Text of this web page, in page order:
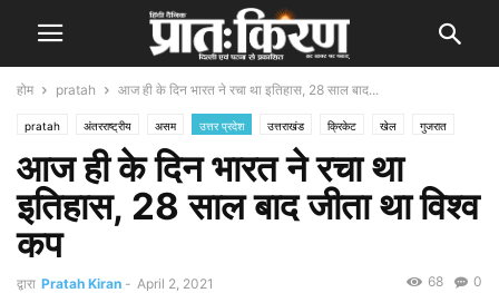
होम pratah आज ही के दिन भारत ने रचा था इतिहास, 28 साल बाद...
pratah अंतरराष्ट्रीय असम उत्तर प्रदेश उत्तराखंड क्रिकेट खेल गुजरात
जम्मू कश्मीर दिल्ली पंजाब पश्चिम बंगाल बिहार भारत मध्य प्रदेश
राजस्थान राज्य हरियाणा हिमाचल प्रदेश
आज ही के दिन भारत ने रचा था
इतिहास, 28 साल बाद जीता था विश्व
कप
द्वारा Pratah Kiran - April 2, 2021 0
68